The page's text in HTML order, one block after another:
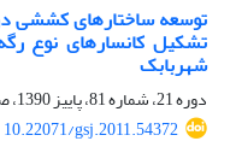
توسعه ساختارهای کششی در
تشکیل کانسارهای نوع
شهربابک
دوره 21، شماره 81، پاییز 1390، صفحه
10.22071/gsj.2011.54372